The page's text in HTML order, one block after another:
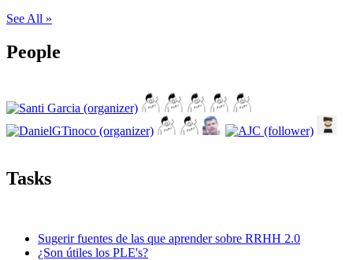
See All »
People
Tasks
Sugerir fuentes de las que aprender sobre RRHH 2.0
¿Son útiles los PLE's?